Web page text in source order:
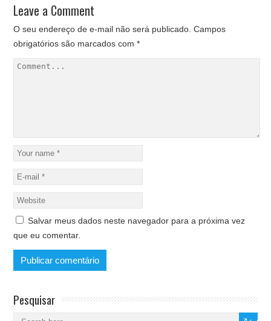
Leave a Comment
O seu endereço de e-mail não será publicado. Campos
obrigatórios são marcados com*
Salvar meus dados neste navegador para a próxima vez
que eu comentar.
Pesquisar